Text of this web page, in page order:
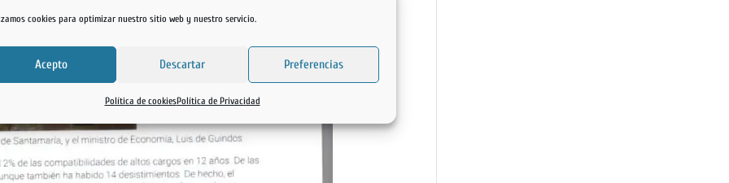
cookies para optimizar nuestro sitio web y nuestro servicio.
Acepto Descartar Preferencias
Política de cookiesPolítica de Privacidad